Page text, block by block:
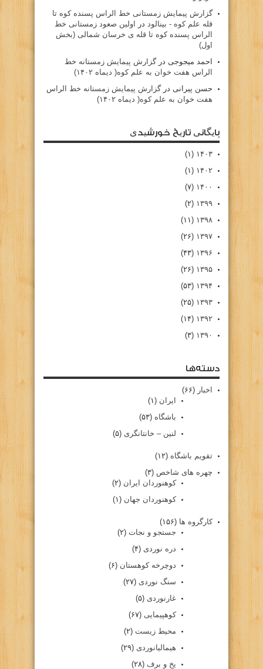
گزارش پیمایش زمستانی خط الراس پسنده کوه تا
قله علم کوه - بينالود در اولین صعود زمستانی خط
الراس پسنده کوه تا قله ی خرسان شمالی (بخش
اول)
احمد میجوجی درگزارش پیمایش زمستانه خط
الراس هفت خوان به علم کوه( دیماه ۱۴۰۲)
حسن پیرانی درگزارش پیمایش زمستانه خط الراس
هفت خوان به علم کوه( دیماه ۱۴۰۲)
بایگانی تاریخ خورشیدی
۱۴۰۳ (۱)
۱۴۰۲ (۱)
۱۴۰۰ (۷)
۱۳۹۹ (۲)
۱۳۹۸ (۱۱)
۱۳۹۷ (۲۶)
۱۳۹۶ (۴۳)
۱۳۹۵ (۲۶)
۱۳۹۴ (۵۳)
۱۳۹۳ (۲۵)
۱۳۹۲ (۱۴)
۱۳۹۰ (۳)
دسته‌ها
اخبار (۶۶)
ایران (۱)
باشگاه (۵۳)
لنین – خانتانگری (۵)
تقویم باشگاه (۱۲)
چهره های شاخص (۳)
کوهنوردان ایران (۲)
کوهنوردان جهان (۱)
کارگروه ها (۱۵۶)
جستجو و نجات (۲)
دره نوردی (۴)
دوچرخه کوهستان (۶)
سنگ نوردی (۲۷)
غارنوردی (۵)
کوهپیمایی (۶۷)
محیط زیست (۲)
هیمالیانوردی (۲۹)
یخ و برف (۲۸)